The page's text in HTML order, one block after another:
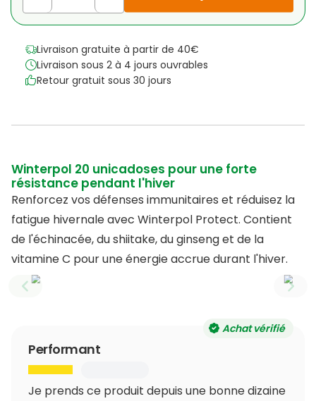
Livraison gratuite à partir de 40€
Livraison sous 2 à 4 jours ouvrables
Retour gratuit sous 30 jours
Winterpol 20 unicadoses pour une forte
résistance pendant l'hiver
Renforcez vos défenses immunitaires et réduisez la
fatigue hivernale avec Winterpol Protect. Contient
de l'échinacée, du shiitake, du ginseng et de la
vitamine C pour une énergie accrue durant l'hiver.
Previous slide
Achat vérifié
Performant
Je prends ce produit depuis une bonne dizaine